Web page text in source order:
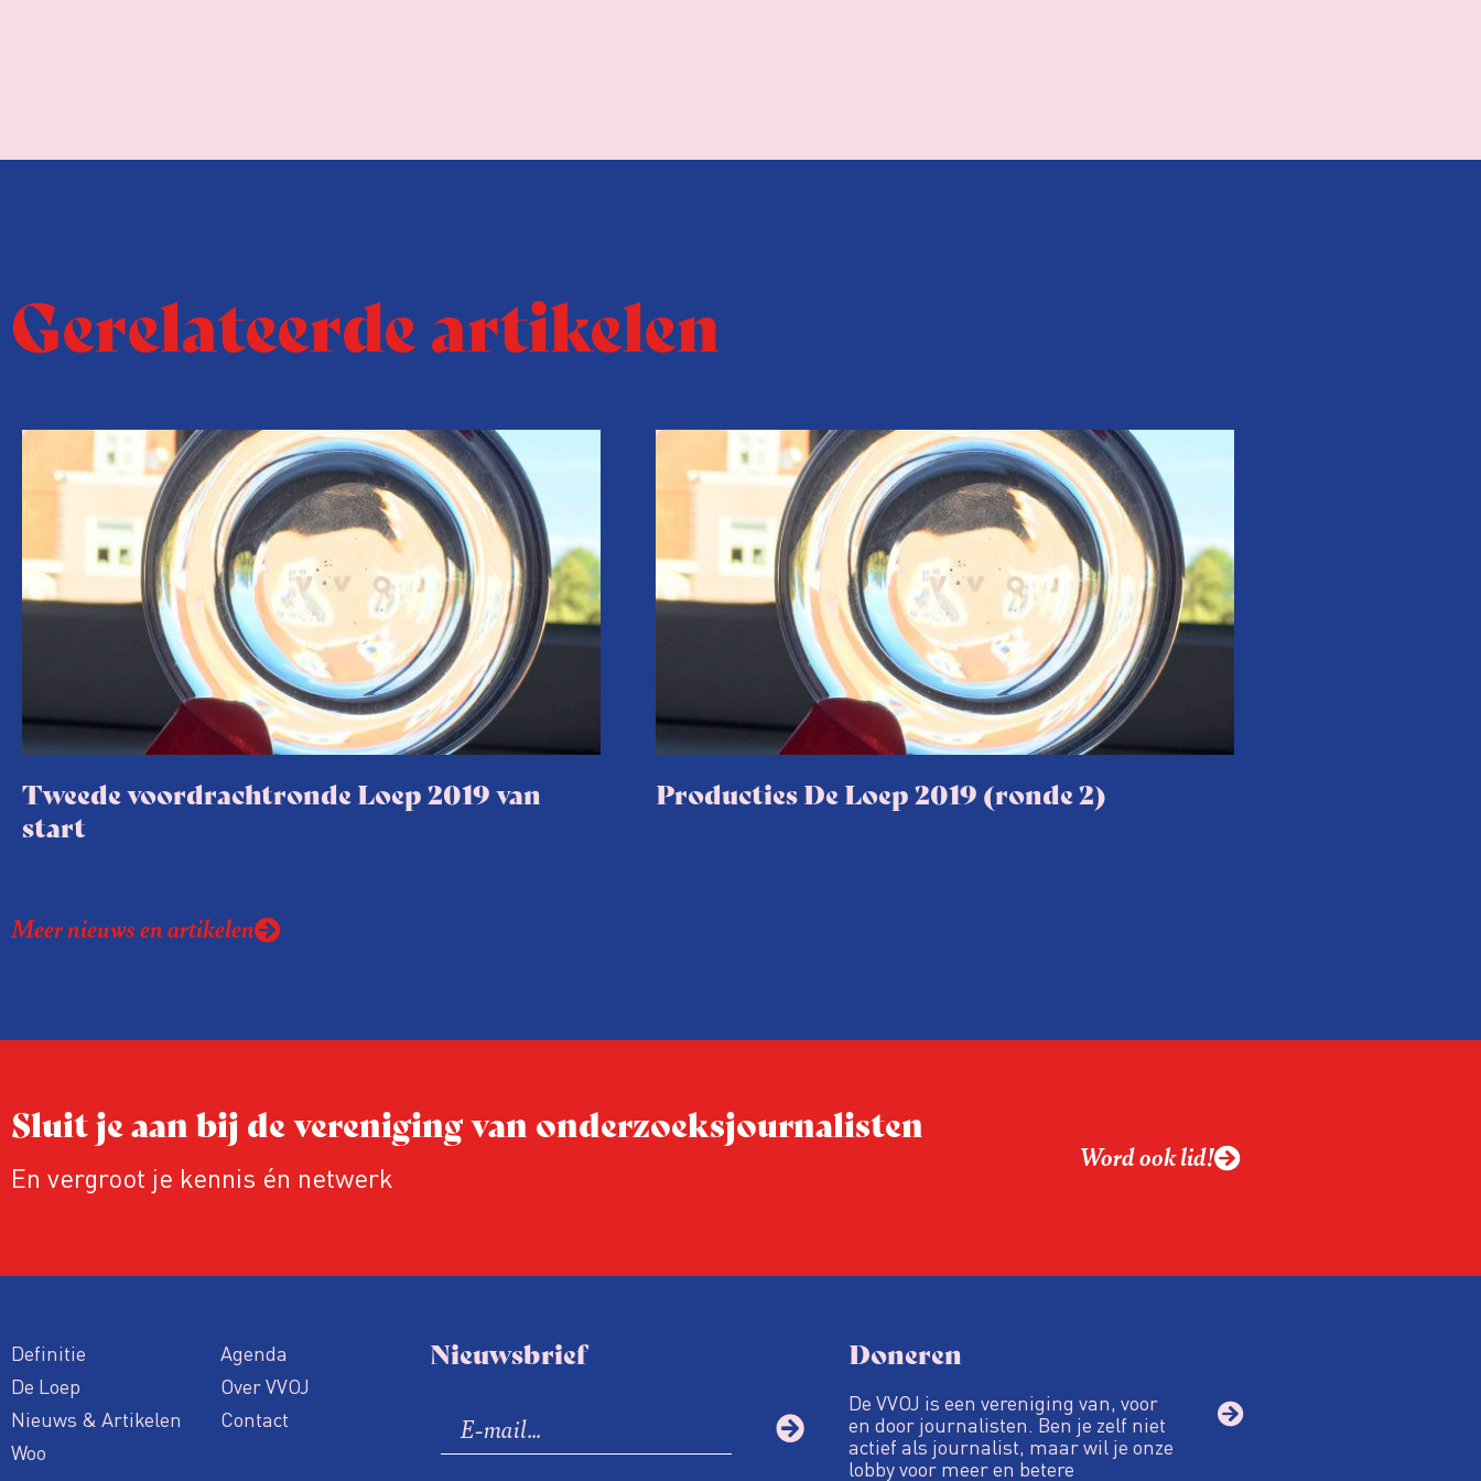
Gerelateerde artikelen
Tweede voordrachtronde Loep 2019 van
start
Producties De Loep 2019 (ronde 2)
Meer nieuws en artikelen
Sluit je aan bij de vereniging van onderzoeksjournalisten
En vergroot je kennis én netwerk
Word ook lid!
Definitie
De Loep
Nieuws & Artikelen
Woo
Agenda
Over VVOJ
Contact
Nieuwsbrief Doneren
De VVOJ is een vereniging van, voor
en door journalisten. Ben je zelf niet
actief als journalist, maar wil je onze
lobby voor meer en betere